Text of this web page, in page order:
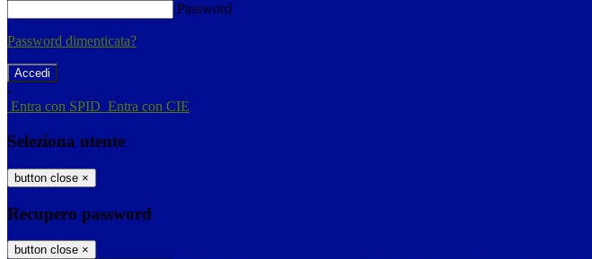
Password
Password dimenticata?
-
Entra con SPID Entra con CIE
Seleziona utente
button close ×
Recupero password
button close ×